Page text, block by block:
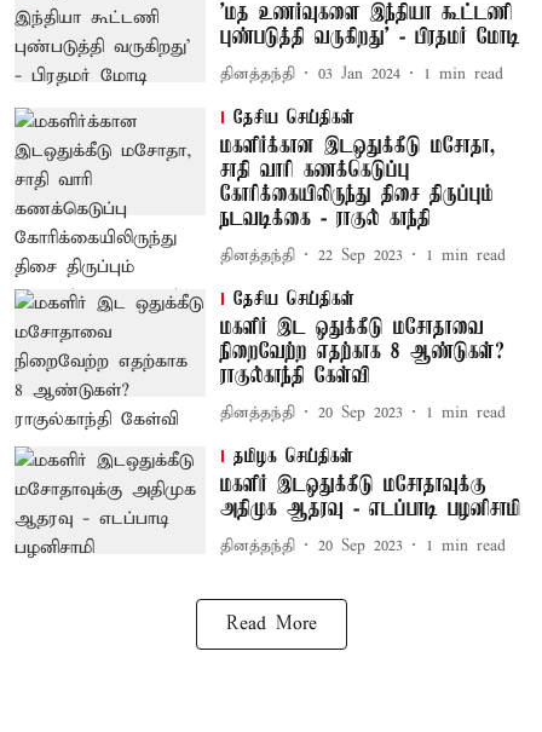
'மத உணர்வுகளை இந்தியா கூட்டணி
புண்படுத்தி வருகிறது' - பிரதமர் மோடி
தினத்தந்தி 03 Jan 2024 1 min read
தேசிய செய்திகள்
மகளிர்க்கான இடஒதுக்கீடு மசோதா,
சாதி வாரி கணக்கெடுப்பு
கோரிக்கையிலிருந்து திசை திருப்பும்
நடவடிக்கை - ராகுல் காந்தி
தினத்தந்தி 22 Sep 2023 1 min read
தேசிய செய்திகள்
மகளிர் இட ஒதுக்கீடு மசோதாவை
நிறைவேற்ற எதற்காக 8 ஆண்டுகள்?
ராகுல்காந்தி கேள்வி
தினத்தந்தி 20 Sep 2023 1 min read
தமிழக செய்திகள்
மகளிர் இடஒதுக்கீடு மசோதாவுக்கு
அதிமுக ஆதரவு - எடப்பாடி பழனிசாமி
தினத்தந்தி 20 Sep 2023 1 min read
Read More